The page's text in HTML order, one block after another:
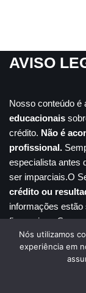
AVISO
Nosso conteúdo é
educacionais
crédito. Não é
profissional.
especialista antes
ser imparciais.O
crédito ou
informações
financeiras. Seu
Inicio
Transparência
Nós utilizamos
experiência em